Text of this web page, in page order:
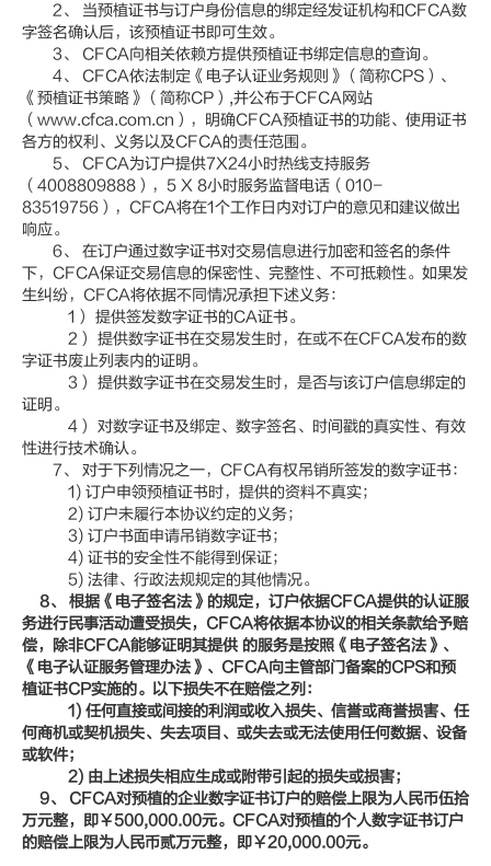
2、 当预植证书与订户身份信息的绑定经发证机构和CFCA数
字签名确认后，该预植证书即可生效。
3、 CFCA向相关依赖方提供预植证书绑定信息的查询。
4、 CFCA依法制定《电子认证业务规则》（简称CPS）、
《预植证书策略》（简称CP）,并公布于CFCA网站
（www.cfca.com.cn），明确CFCA预植证书的功能、使用证书
各方的权利、义务以及CFCA的责任范围。
5、 CFCA为订户提供7X24小时热线支持服务
（4008809888），5 X 8小时服务监督电话（010-
83519756），CFCA将在1个工作日内对订户的意见和建议做出
响应。
6、 在订户通过数字证书对交易信息进行加密和签名的条件
下，CFCA保证交易信息的保密性、完整性、不可抵赖性。如果发
生纠纷，CFCA将依据不同情况承担下述义务：
1） 提供签发数字证书的CA证书。
2） 提供数字证书在交易发生时，在或不在CFCA发布的数
字证书废止列表内的证明。
3） 提供数字证书在交易发生时，是否与该订户信息绑定的
证明。
4） 对数字证书及绑定、数字签名、时间戳的真实性、有效
性进行技术确认。
7、 对于下列情况之一，CFCA有权吊销所签发的数字证书：
1) 订户申领预植证书时，提供的资料不真实；
2) 订户未履行本协议约定的义务；
3) 订户书面申请吊销数字证书；
4) 证书的安全性不能得到保证；
5) 法律、行政法规规定的其他情况。
8、 根据《电子签名法》的规定，订户依据CFCA提供的认证服
务进行民事活动遭受损失，CFCA将依据本协议的相关条款给予赔
偿，除非CFCA能够证明其提供 的服务是按照《电子签名法》、
《电子认证服务管理办法》、CFCA向主管部门备案的CPS和预
植证书CP实施的。以下损失不在赔偿之列：
1) 任何直接或间接的利润或收入损失、信誉或商誉损害、任
何商机或契机损失、失去项目、或失去或无法使用任何数据、设备
或软件；
2) 由上述损失相应生成或附带引起的损失或损害；
9、 CFCA对预植的企业数字证书订户的赔偿上限为人民币伍拾
万元整，即￥500,000.00元。CFCA对预植的个人数字证书订户
的赔偿上限为人民币贰万元整，即￥20,000.00元。